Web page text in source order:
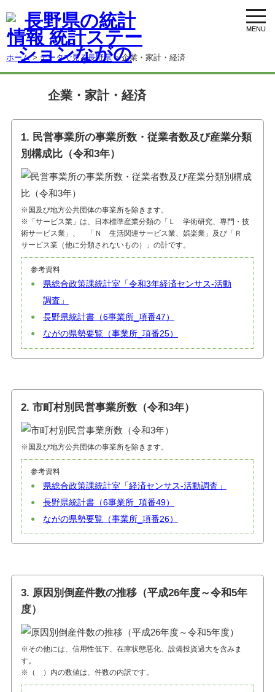
ホーム> データで見る長野県> 企業・家計・経済
企業・家計・経済
1. 民営事業所の事業所数・従業者数及び産業分類
別構成比（令和3年）
※国及び地方公共団体の事業所を除きます。
※「サービス業」は、日本標準産業分類の「Ｌ 学術研究、専門・技
術サービス業」、 「Ｎ 生活関連サービス業、娯楽業」及び「Ｒ
サービス業（他に分類されないもの）」の計です。
参考資料
県総合政策課統計室「令和3年経済センサス-活動
調査」
長野県統計書（6事業所_項番47）
ながの県勢要覧（事業所_項番25）
2. 市町村別民営事業所数（令和3年）
※国及び地方公共団体の事業所を除きます。
参考資料
県総合政策課統計室「経済センサス-活動調査」
長野県統計書（6事業所_項番49）
ながの県勢要覧（事業所_項番26）
3. 原因別倒産件数の推移（平成26年度～令和5年
度）
※その他には、信用性低下、在庫状態悪化、設備投資過大を含みま
す。
※（ ）内の数値は、件数の内訳です。